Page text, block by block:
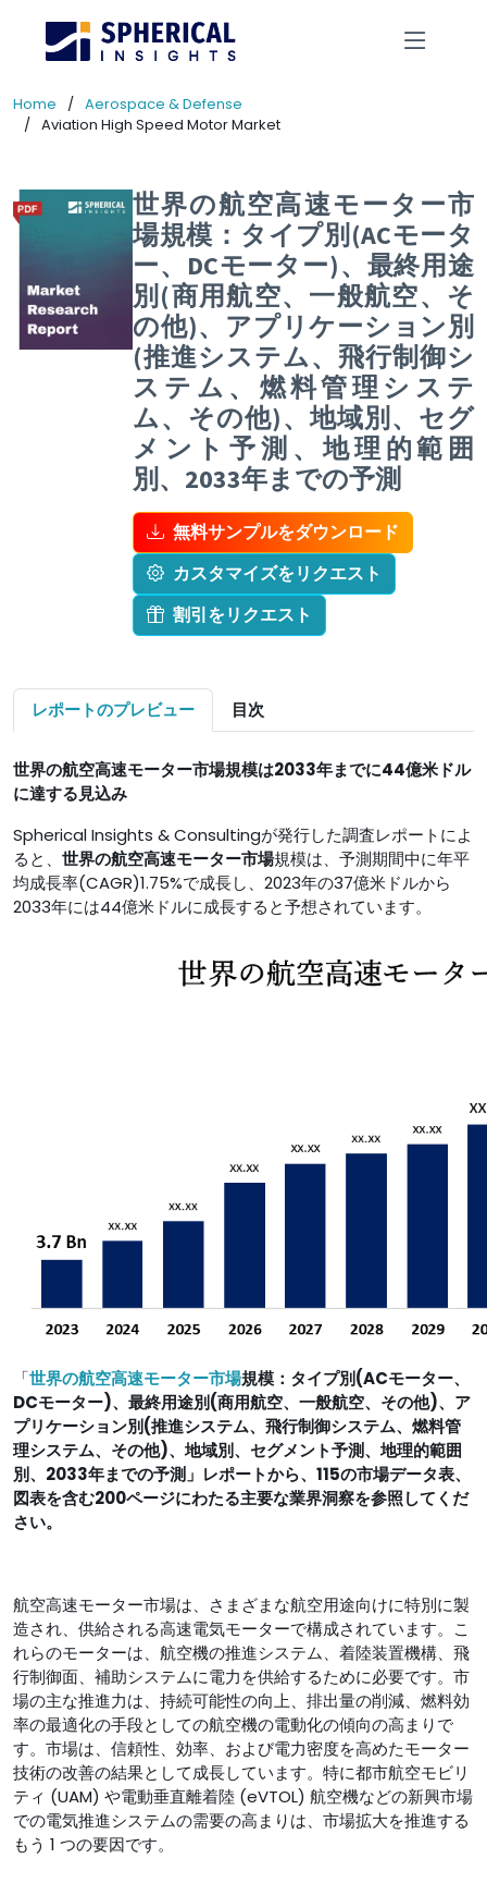
Home
Aerospace & Defense
Aviation High Speed Motor Market
世界の航空高速モーター市
場規模：タイプ別(ACモータ
ー、DCモーター)、最終用途
別(商用航空、一般航空、そ
の他)、アプリケーション別
(推進システム、飛行制御シ
ステム、燃料管理システ
ム、その他)、地域別、セグ
メント予測、地理的範囲
別、2033年までの予測
無料サンプルをダウンロード
カスタマイズをリクエスト
割引をリクエスト
レポートのプレビュー 目次
世界の航空高速モーター市場規模は2033年までに44億米ドル
に達する見込み
Spherical Insights & Consultingが発行した調査レポートによ
ると、 世界の航空高速モーター市場規模は、予測期間中に年平
均成長率(CAGR)1.75%で成長し、2023年の37億米ドルから
2033年には44億米ドルに成長すると予想されています。
「世界の航空高速モーター市場規模：タイプ別(ACモーター、
DCモーター)、最終用途別(商用航空、一般航空、その他)、ア
プリケーション別(推進システム、飛行制御システム、燃料管
理システム、その他)、地域別、セグメント予測、地理的範囲
別、2033年までの予測」レポートから、115の市場データ表、
図表を含む200ページにわたる主要な業界洞察を参照してくだ
さい。
航空高速モーター市場は、さまざまな航空用途向けに特別に製
造され、供給される高速電気モーターで構成されています。こ
れらのモーターは、航空機の推進システム、着陸装置機構、飛
行制御面、補助システムに電力を供給するために必要です。市
場の主な推進力は、持続可能性の向上、排出量の削減、燃料効
率の最適化の手段としての航空機の電動化の傾向の高まりで
す。市場は、信頼性、効率、および電力密度を高めたモーター
技術の改善の結果として成長しています。特に都市航空モビリ
ティ (UAM) や電動垂直離着陸 (eVTOL) 航空機などの新興市場
での電気推進システムの需要の高まりは、市場拡大を推進する
もう 1 つの要因です。